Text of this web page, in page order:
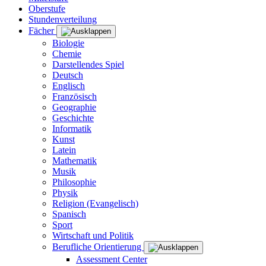
Oberstufe
Stundenverteilung
Fächer
Biologie
Chemie
Darstellendes Spiel
Deutsch
Englisch
Französisch
Geographie
Geschichte
Informatik
Kunst
Latein
Mathematik
Musik
Philosophie
Physik
Religion (Evangelisch)
Spanisch
Sport
Wirtschaft und Politik
Berufliche Orientierung
Assessment Center